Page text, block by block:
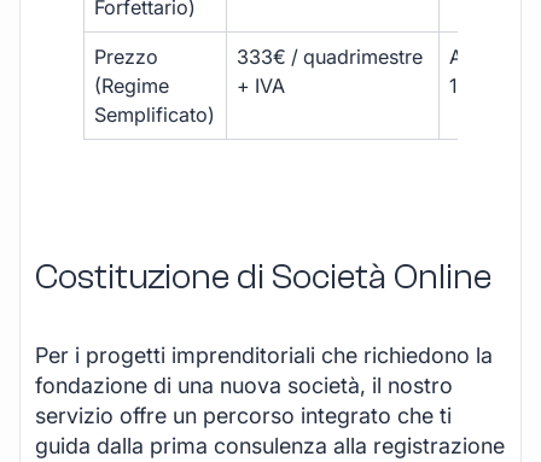
Forfettario)
Prezzo
(Regime
Semplificato)
333€ / quadrimestre
+ IVA
A partire
1800 € +
Costituzione di Società Online
Per i progetti imprenditoriali che richiedono la
fondazione di una nuova società, il nostro
servizio offre un percorso integrato che ti
guida dalla prima consulenza alla registrazione